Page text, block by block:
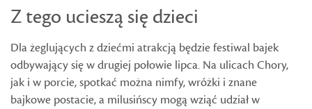
Z tego ucieszą się dzieci
Dla żeglujących z dziećmi atrakcją będzie festiwal bajek
odbywający się w drugiej połowie lipca. Na ulicach Chory,
jak i w porcie, spotkać można nimfy, wróżki i znane
bajkowe postacie, a milusińscy mogą wziąć udział w